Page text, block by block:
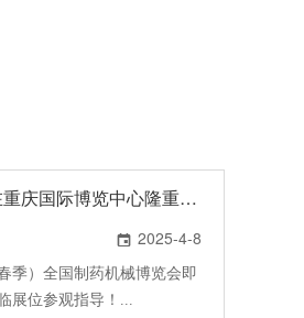
第66届（2025春季）全国制药机械博览会即将在重庆国际博览中心隆重召开
 2025-4-8
季）全国制药机械博览会即
展位参观指导！...